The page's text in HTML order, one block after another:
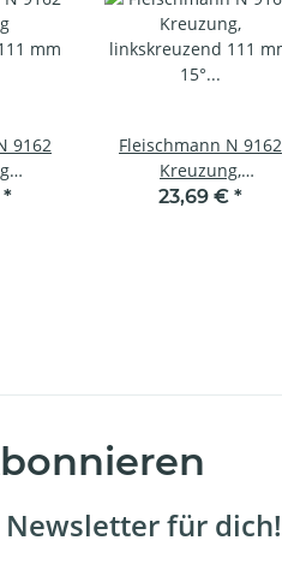
9162
mm
*
Fleischmann N 9162
Kreuzung,
linkskreuzend 111 mm
23,69 € *
für dich!